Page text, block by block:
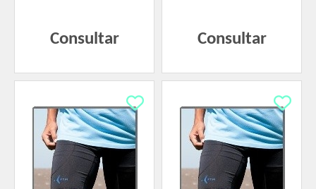
Consultar Consultar